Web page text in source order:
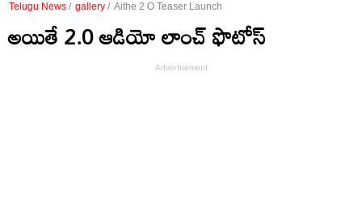
Telugu News / gallery / Aithe 2 O Teaser Launch
అయితే 2.0 ఆడియో లాంచ్ ఫొటోస్